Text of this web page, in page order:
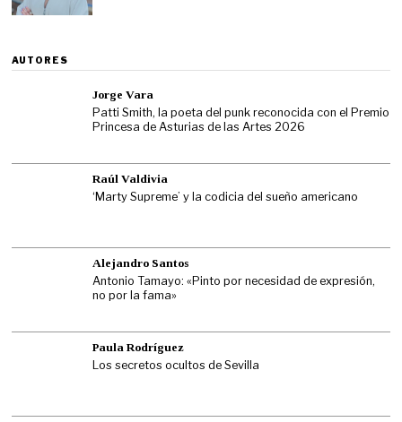
AUTORES
Jorge Vara
Patti Smith, la poeta del punk reconocida con el Premio
Princesa de Asturias de las Artes 2026
Raúl Valdivia
‘Marty Supreme’ y la codicia del sueño americano
Alejandro Santos
Antonio Tamayo: «Pinto por necesidad de expresión,
no por la fama»
Paula Rodríguez
Los secretos ocultos de Sevilla